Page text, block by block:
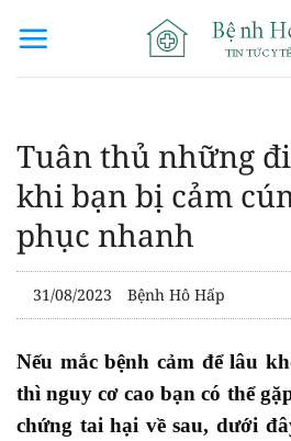
qua
Tuân thủ những
khi bạn bị cảm
phục nhanh
31/08/2023 Bệnh Hô Hấp
Nếu mắc bệnh cảm để lâu
thì nguy cơ cao bạn có thể
chứng tai hại về sau, dưới